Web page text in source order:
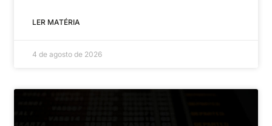
LER MATÉRIA
4 de agosto de 2026